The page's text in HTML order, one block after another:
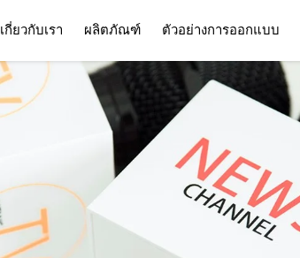
เกี่ยวกับเรา ผลิตภัณฑ์ ตัวอย่างการออกแบบ